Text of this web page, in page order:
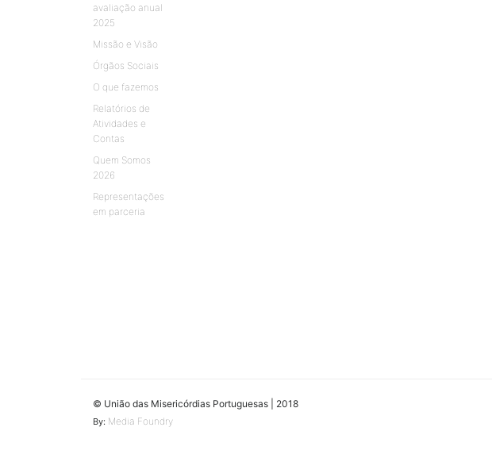
avaliação anual
2025
Missão e Visão
Órgãos Sociais
O que fazemos
Relatórios de
Atividades e
Contas
Quem Somos
2026
Representações
em parceria
© União das Misericórdias Portuguesas | 2018
By: Media Foundry